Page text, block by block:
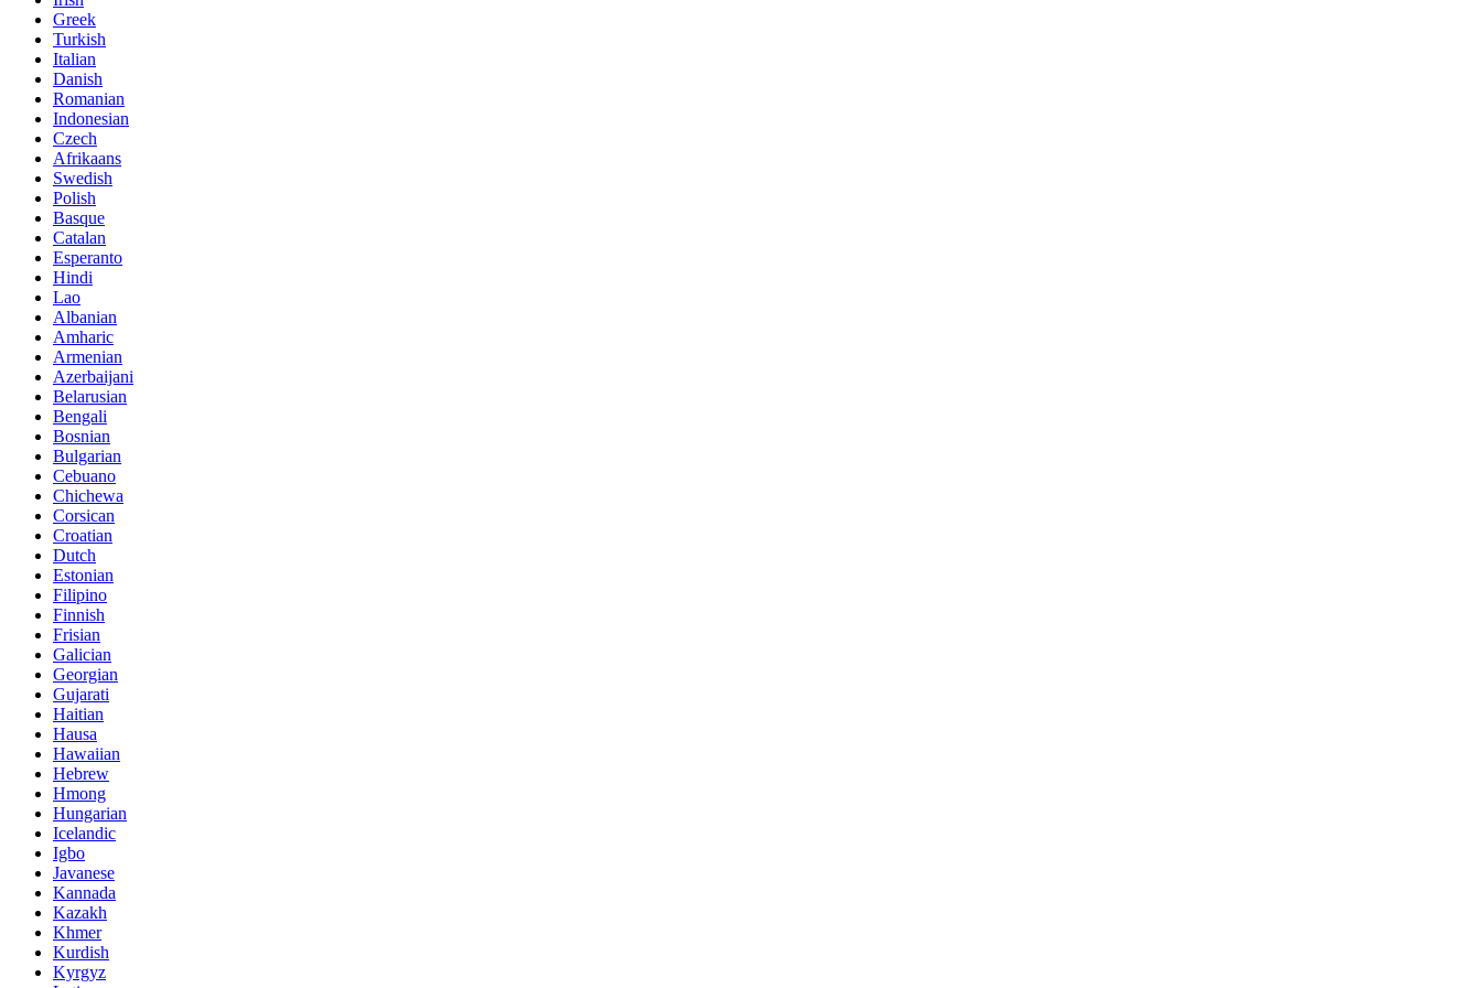
Greek
Turkish
Italian
Danish
Romanian
Indonesian
Czech
Afrikaans
Swedish
Polish
Basque
Catalan
Esperanto
Hindi
Lao
Albanian
Amharic
Armenian
Azerbaijani
Belarusian
Bengali
Bosnian
Bulgarian
Cebuano
Chichewa
Corsican
Croatian
Dutch
Estonian
Filipino
Finnish
Frisian
Galician
Georgian
Gujarati
Haitian
Hausa
Hawaiian
Hebrew
Hmong
Hungarian
Icelandic
Igbo
Javanese
Kannada
Kazakh
Khmer
Kurdish
Kyrgyz